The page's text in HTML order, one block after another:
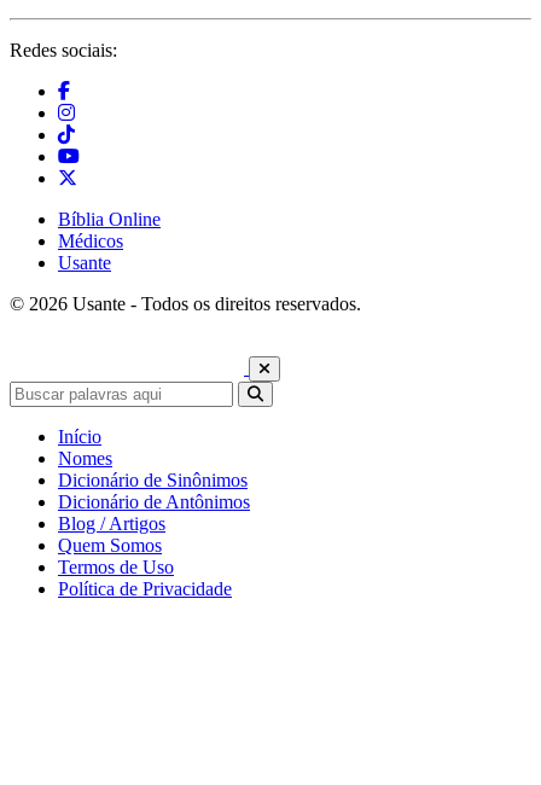
Redes sociais:
Bíblia Online
Médicos
Usante
© 2026 Usante - Todos os direitos reservados.
Início
Nomes
Dicionário de Sinônimos
Dicionário de Antônimos
Blog / Artigos
Quem Somos
Termos de Uso
Política de Privacidade